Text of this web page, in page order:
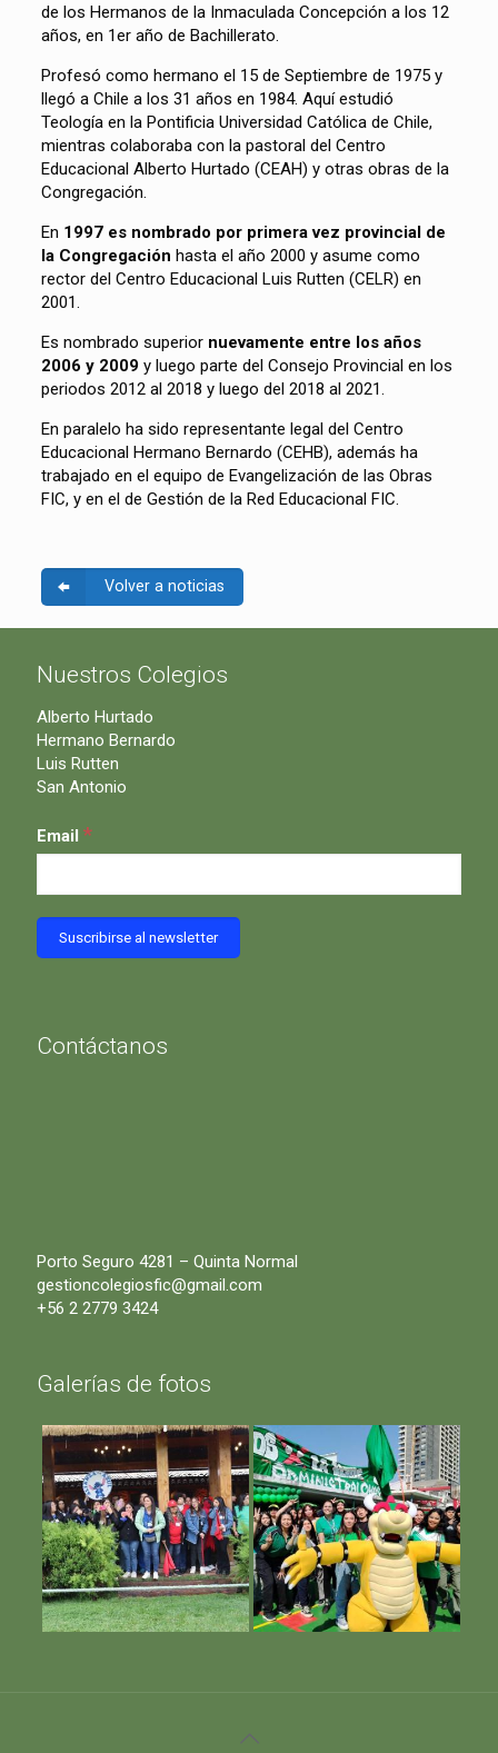
de los Hermanos de la Inmaculada Concepción a los 12
años, en 1er año de Bachillerato.
Profesó como hermano el 15 de Septiembre de 1975 y
llegó a Chile a los 31 años en 1984. Aquí estudió
Teología en la Pontificia Universidad Católica de Chile,
mientras colaboraba con la pastoral del Centro
Educacional Alberto Hurtado (CEAH) y otras obras de la
Congregación.
En 1997 es nombrado por primera vez provincial de
la Congregación hasta el año 2000 y asume como
rector del Centro Educacional Luis Rutten (CELR) en
2001.
Es nombrado superior nuevamente entre los años
2006 y 2009y luego parte del Consejo Provincial en los
periodos 2012 al 2018 y luego del 2018 al 2021.
En paralelo ha sido representante legal del Centro
Educacional Hermano Bernardo (CEHB), además ha
trabajado en el equipo de Evangelización de las Obras
FIC, y en el de Gestión de la Red Educacional FIC.
Volver a noticias
Nuestros Colegios
Alberto Hurtado
Hermano Bernardo
Luis Rutten
San Antonio
Email *
Contáctanos
Porto Seguro 4281 – Quinta Normal
gestioncolegiosfic@gmail.com
+56 2 2779 3424
Galerías de fotos